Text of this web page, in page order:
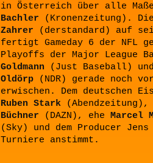
in Österreich über alle
Bachler (Kronenzeitung).
Zahrer (derstandard) auf
fertigt Gameday 6 der NFL
Playoffs der Major League
Goldmann (Just Baseball)
Oldörp (NDR) gerade noch
erwischen. Dem deutschen
Ruben Stark (Abendzeitung),
Büchner (DAZN), ehe Marcel
(Sky) und dem Producer
Turniere anstimmt.